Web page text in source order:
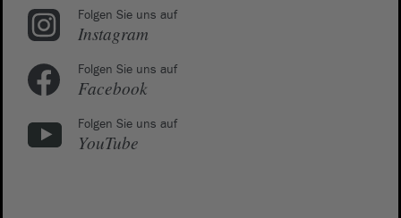
Folgen Sie uns auf
Instagram
Folgen Sie uns auf
Facebook
Folgen Sie uns auf
YouTube